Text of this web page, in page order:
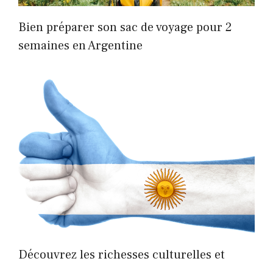
Bien préparer son sac de voyage pour 2
semaines en Argentine
Découvrez les richesses culturelles et